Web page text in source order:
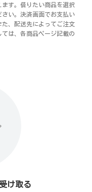
す。借りたい商品を選択
い。決済画面でお支払い
、配送先によってご注文
は、各商品ページ記載の
け取る